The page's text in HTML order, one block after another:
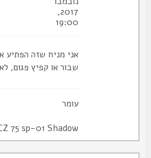
2017,
19:00
אני מניח שזה הפתיע אותי
שבור או קפיץ פגום, לא
CZ 75 sp-01 Shadow